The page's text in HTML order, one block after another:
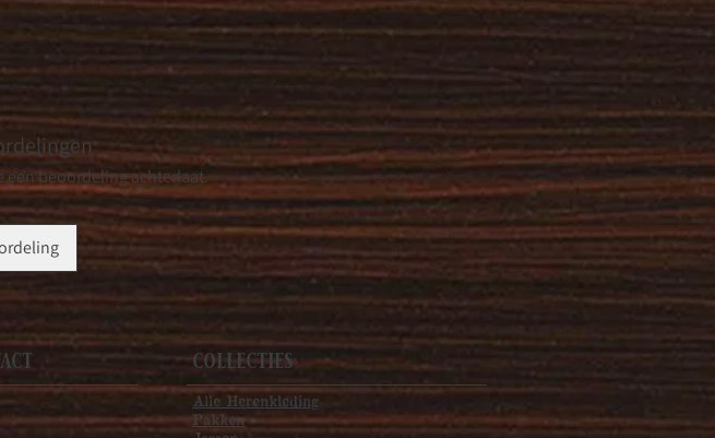
een beoordeling achterlaat.
collecties
Alle Herenkleding
Pakken